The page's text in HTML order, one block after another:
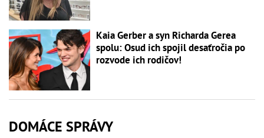
Kaia Gerber a syn Richarda Gerea
spolu: Osud ich spojil desaťročia po
rozvode ich rodičov!
DOMÁCE SPRÁVY